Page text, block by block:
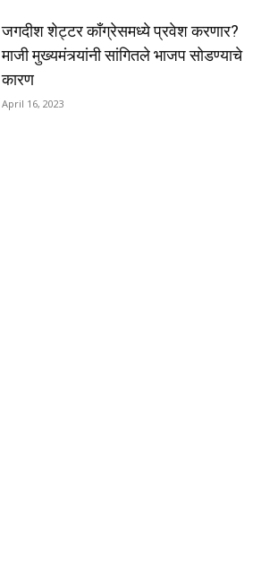
जगदीश शेट्टर काँग्रेसमध्ये प्रवेश करणार?
माजी मुख्यमंत्र्यांनी सांगितले भाजप सोडण्याचे
कारण
April 16, 2023